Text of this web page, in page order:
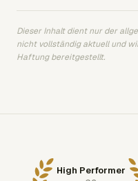
Dieser Inhalt dient nur der
nicht vollständig aktuell und
Haftung bereitgestellt.
High Performer